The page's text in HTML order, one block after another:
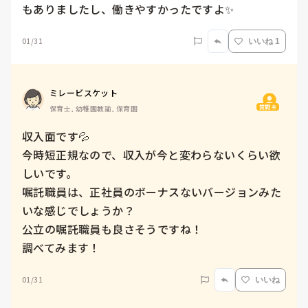
もありましたし、働きやすかったですよ✨
01/31 いいね 1
ミレービスケット
保育士, 幼稚園教諭, 保育園 質問主
収入面です💦
今時短正規なので、収入が今と変わらないくらい欲
しいです。
嘱託職員は、正社員のボーナスないバージョンみた
いな感じでしょうか？
公立の嘱託職員も良さそうですね！
調べてみます！
01/31 いいね